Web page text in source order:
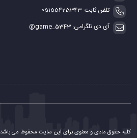
تلفن ثابت: 05155425343
آی دی تلگرامی: game_5343@
کلیه حقوق مادی و معنوی برای این سایت محفوظ می باشد